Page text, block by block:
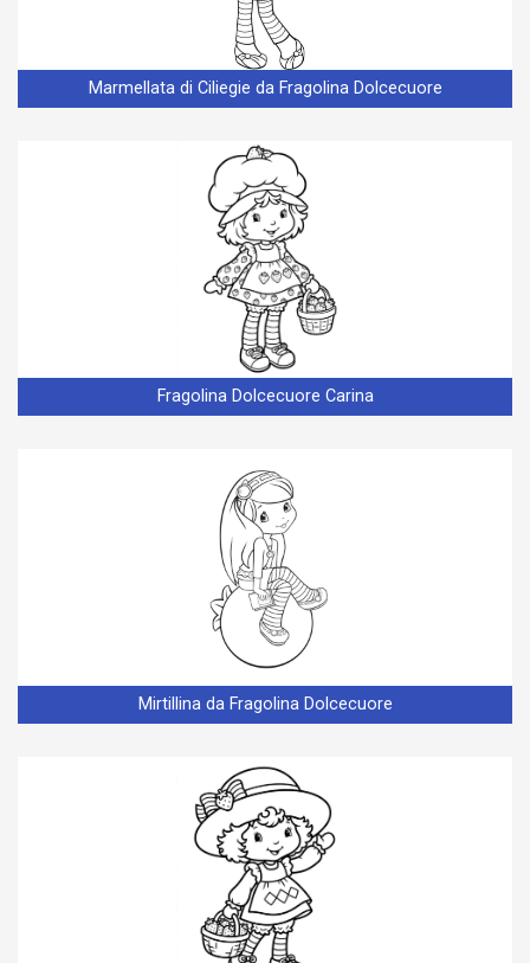
Marmellata di Ciliegie da Fragolina Dolcecuore
Fragolina Dolcecuore Carina
Mirtillina da Fragolina Dolcecuore